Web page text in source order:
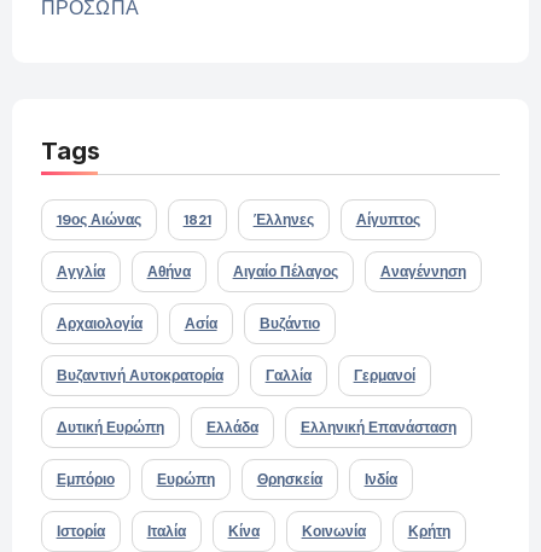
ΠΡΟΣΩΠΑ
Tags
19ος Αιώνας 1821 Έλληνες Αίγυπτος
Αγγλία Αθήνα Αιγαίο Πέλαγος Αναγέννηση
Αρχαιολογία Ασία Βυζάντιο
Βυζαντινή Αυτοκρατορία Γαλλία Γερμανοί
Δυτική Ευρώπη Ελλάδα Ελληνική Επανάσταση
Εμπόριο Ευρώπη Θρησκεία Ινδία
Ιστορία Ιταλία Κίνα Κοινωνία Κρήτη